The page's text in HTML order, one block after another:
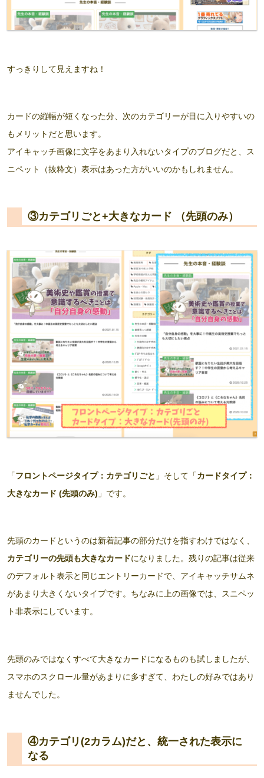
すっきりして見えますね！
カードの縦幅が短くなった分、次のカテゴリーが目に入りやすいの
もメリットだと思います。
アイキャッチ画像に文字をあまり入れないタイプのブログだと、ス
ニペット（抜粋文）表示はあった方がいいのかもしれません。
③カテゴリごと+大きなカード （先頭のみ）
「フロントページタイプ：カテゴリごと 」そして「カードタイプ：
大きなカード (先頭のみ) 」です。
先頭のカードというのは新着記事の部分だけを指すわけではなく、
カテゴリーの先頭も大きなカードになりました。残りの記事は従来
のデフォルト表示と同じエントリーカードで、アイキャッチサムネ
があまり大きくないタイプです。ちなみに上の画像では、スニペッ
ト非表示にしています。
先頭のみではなくすべて大きなカードになるものも試しましたが、
スマホのスクロール量があまりに多すぎて、わたしの好みではあり
ませんでした。
④カテゴリ(2カラム)だと、統一された表示に
なる